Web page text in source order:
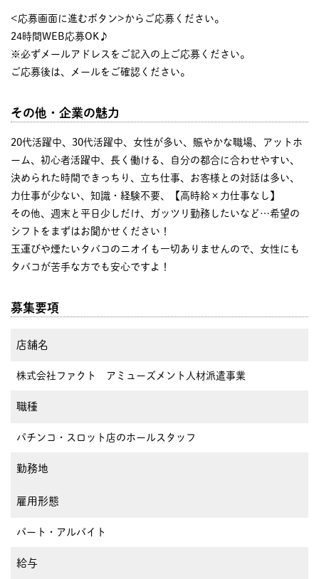
<応募画面に進むボタン>からご応募ください。
24時間WEB応募OK♪
※必ずメールアドレスをご記入の上ご応募ください。
ご応募後は、メールをご確認ください。
その他・企業の魅力
20代活躍中、30代活躍中、女性が多い、賑やかな職場、アットホ
ーム、初心者活躍中、長く働ける、自分の都合に合わせやすい、
決められた時間できっちり、立ち仕事、お客様との対話は多い、
力仕事が少ない、知識・経験不要、【高時給×力仕事なし】
その他、週末と平日少しだけ、ガッツリ勤務したいなど…希望の
シフトをまずはお聞かせください！
玉運びや煙たいタバコのニオイも一切ありませんので、女性にも
タバコが苦手な方でも安心ですよ！
募集要項
店舗名
株式会社ファクト アミューズメント人材派遣事業
職種
パチンコ・スロット店のホールスタッフ
勤務地
雇用形態
パート・アルバイト
給与